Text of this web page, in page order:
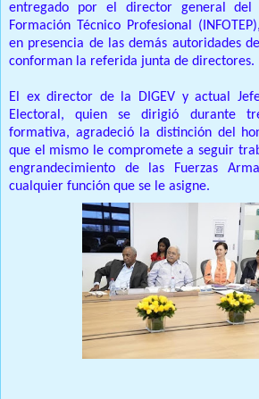
entregado por el director general del
Formación Técnico Profesional
en presencia de las demás autoridades
conforman la referida junta de directores.
El ex director de la DIGEV y actual
Electoral, quien se dirigió durante
formativa, agradeció la distinción del
que el mismo le compromete a seguir
engrandecimiento de las Fuerzas
cualquier función que se le asigne.